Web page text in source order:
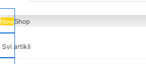
NewShop
Svi artikli